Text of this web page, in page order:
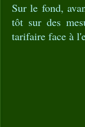
Sur le fond,
tôt sur des
tarifaire face à